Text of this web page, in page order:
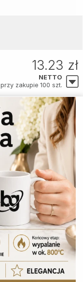
13.23 zł
NETTO
przy zakupie 100 szt.